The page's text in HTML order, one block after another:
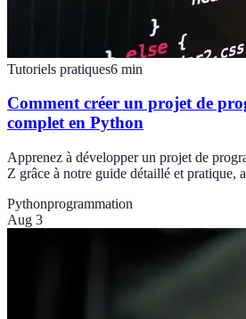
Tutoriels pratiques6 min
Comment créer un projet de
complet en Python
Apprenez à développer un projet de
Z grâce à notre guide détaillé et pratique,
Pythonprogrammation
Aug 3